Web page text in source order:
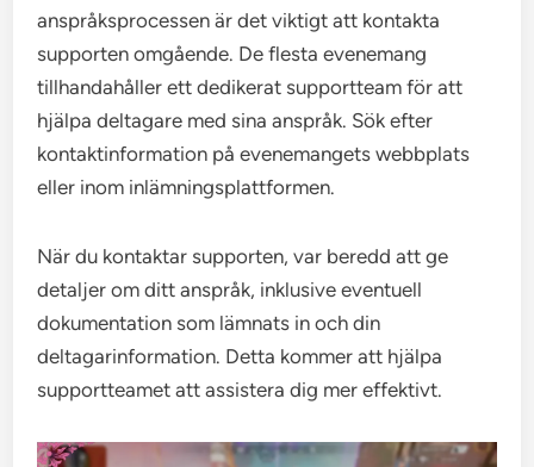
anspråksprocessen är det viktigt att kontakta
supporten omgående. De flesta evenemang
tillhandahåller ett dedikerat supportteam för att
hjälpa deltagare med sina anspråk. Sök efter
kontaktinformation på evenemangets webbplats
eller inom inlämningsplattformen.
När du kontaktar supporten, var beredd att ge
detaljer om ditt anspråk, inklusive eventuell
dokumentation som lämnats in och din
deltagarinformation. Detta kommer att hjälpa
supportteamet att assistera dig mer effektivt.